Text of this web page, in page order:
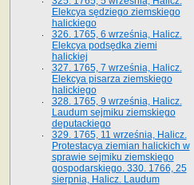
Elekcya sędziego ziemskiego
halickiego
326. 1765, 6 września, Halicz.
Elekcya podsędka ziemi
halickiej
327. 1765, 7 września, Halicz.
Elekcya pisarza ziemskiego
halickiego
328. 1765, 9 września, Halicz.
Laudum sejmiku ziemskiego
deputackiego
329. 1765, 11 września, Halicz.
Protestacya ziemian halickich w
sprawie sejmiku ziemskiego
gospodarskiego. 330. 1766, 25
sierpnia, Halicz. Laudum